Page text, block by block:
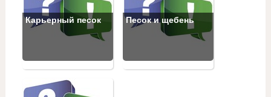
Карьерный песок Песок и щебень